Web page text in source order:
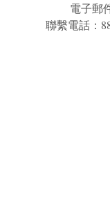
電子郵
聯繫電話：